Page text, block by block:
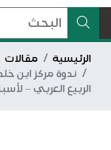
الرئيسية مقالات
ندوة مركز ابن
الربيع العربي –